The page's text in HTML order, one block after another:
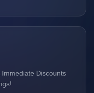
Discounts